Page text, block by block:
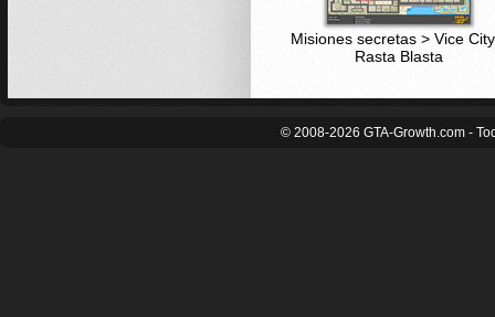
Misiones secretas > Vice
Rasta Blasta
© 2008-2026 GTA-Growth.com -